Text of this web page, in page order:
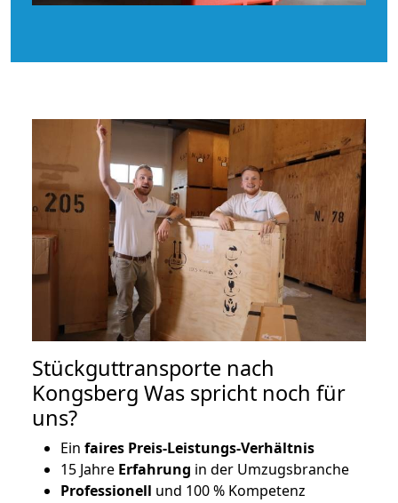
Stückguttransporte nach
Kongsberg Was spricht noch für
uns?
Ein faires Preis-Leistungs-Verhältnis
15 Jahre Erfahrung in der Umzugsbranche
Professionell und 100 % Kompetenz